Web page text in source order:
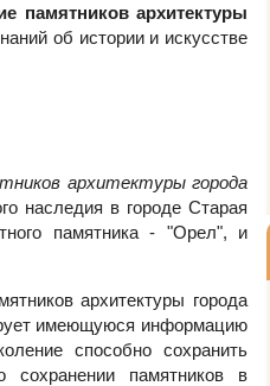
памятников архитектуры
об истории и искусстве
архитектуры города
наследия в городе Старая
памятника - "Орел", и
архитектуры города
имеющуюся информацию
способно сохранить
сохранении памятников в